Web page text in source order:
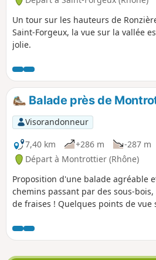
Un tour sur les hauteurs de
Saint-Forgeux, la vue sur la vallée
jolie.
Balade près de
Visorandonneur
7,40 km
+286 m -287 m
Départ à Montrottier (Rhône)
Proposition d'une balade agréable
chemins passant par des sous-
de fraises ! Quelques points de vue
Montrottier.